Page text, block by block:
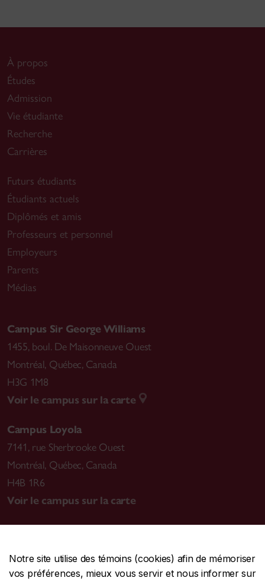
Notre site utilise des témoins (cookies) afin de mémoriser
vos préférences, mieux vous servir et nous informer sur
À propos
Études
Admission
Vie étudiante
Recherche
Carrières
Futurs étudiants
Étudiants actuels
Diplômés et amis
Professeurs et personnel
Employeurs
Parents
Médias
Campus Sir George Williams
1455, boul. De Maisonneuve Ouest
Montréal, Québec, Canada
H3G 1M8
Voir le campus sur la carte
Campus Loyola
7141, rue Sherbrooke Ouest
Montréal, Québec, Canada
H4B 1R6
Voir le campus sur la carte
CENTRALE514-848-2424